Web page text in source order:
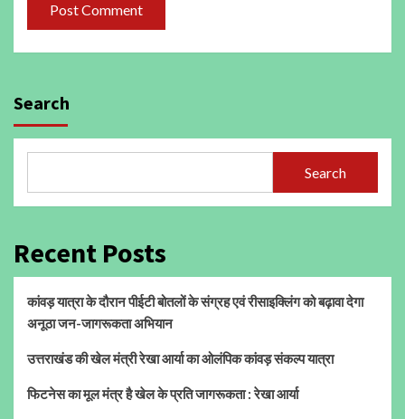
Search
Search
Recent Posts
कांवड़ यात्रा के दौरान पीईटी बोतलों के संग्रह एवं रीसाइक्लिंग को बढ़ावा देगा
अनूठा जन-जागरूकता अभियान
उत्तराखंड की खेल मंत्री रेखा आर्या का ओलंपिक कांवड़ संकल्प यात्रा
फिटनेस का मूल मंत्र है खेल के प्रति जागरूकता : रेखा आर्या